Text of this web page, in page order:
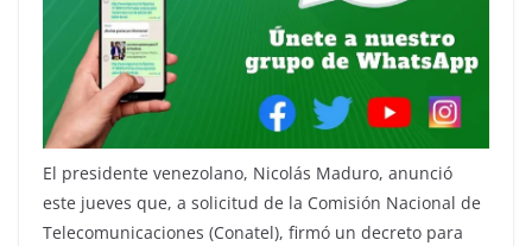
El presidente venezolano, Nicolás Maduro, anunció
este jueves que, a solicitud de la Comisión Nacional de
Telecomunicaciones (Conatel), firmó un decreto para